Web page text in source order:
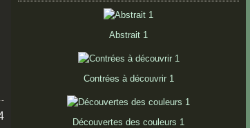
Abstrait 1
Contrées à découvrir 1
Découvertes des couleurs 1